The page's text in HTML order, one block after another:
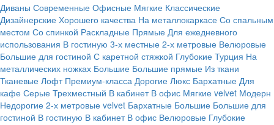
Диваны Современные Офисные Мягкие Классические
Дизайнерские Хорошего качества На металлокаркасе Со спальным
местом Со спинкой Раскладные Прямые Для ежедневного
использования В гостиную 3-х местные 2-х метровые Велюровые
Большие для гостиной С каретной стяжкой Глубокие Турция На
металлических ножках Большие Большие прямые Из ткани
Тканевые Лофт Премиум-класса Дорогие Люкс Бархатные Для
кафе Серые Трехместный В кабинет В офис Мягкие velvet Модерн
Недорогие 2-х метровые velvet Бархатные Большие Большие для
гостиной В гостиную В кабинет В офис Велюровые Глубокие